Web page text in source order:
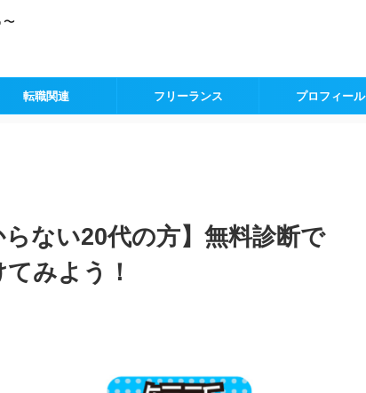
〜
転職関連 フリーランス プロフィール
らない20代の方】無料診断で
みよう！